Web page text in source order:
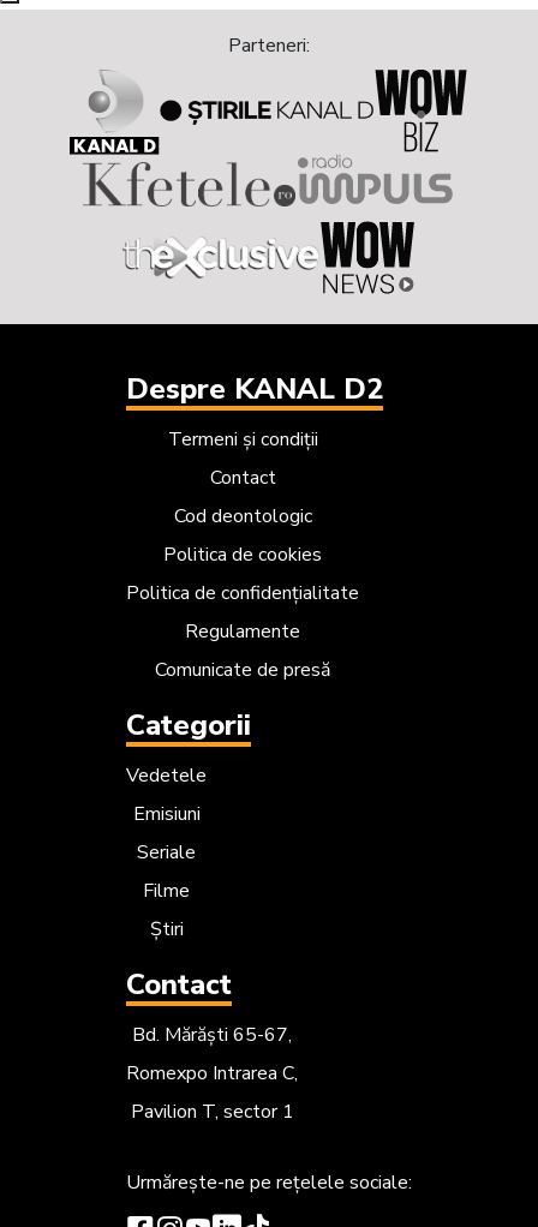
Next
Previous
Parteneri:
Despre KANAL D2
Termeni și condiții
Contact
Cod deontologic
Politica de cookies
Politica de confidențialitate
Regulamente
Comunicate de presă
Categorii
Vedetele
Emisiuni
Seriale
Filme
Știri
Contact
Bd. Mărăști 65-67,
Romexpo Intrarea C,
Pavilion T, sector 1
Urmărește-ne pe rețelele sociale: